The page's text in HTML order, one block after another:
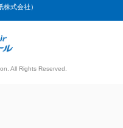
式会社）
All Rights Reserved.